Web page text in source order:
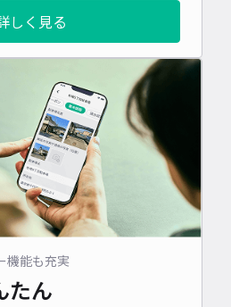
しく見る
機能も充実
たん